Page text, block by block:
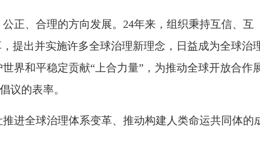
正、合理的方向发展。24年来，组织秉持互信、互
提出并实施许多全球治理新理念，日益成为全球治
界和平稳定贡献“上合力量”，为推动全球开放合作
议的表率。
进全球治理体系变革、推动构建人类命运共同体的